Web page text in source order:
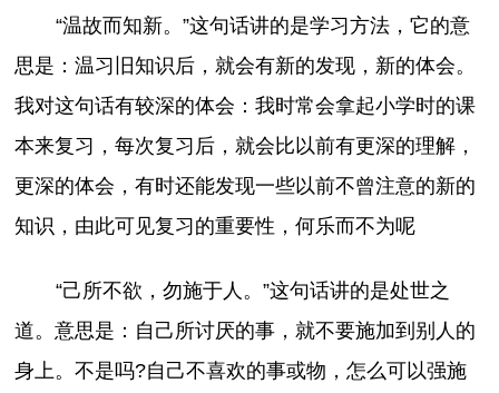
“温故而知新。”这句话讲的是学习方法，它的意
思是：温习旧知识后，就会有新的发现，新的体会。
我对这句话有较深的体会：我时常会拿起小学时的课
本来复习，每次复习后，就会比以前有更深的理解，
更深的体会，有时还能发现一些以前不曾注意的新的
知识，由此可见复习的重要性，何乐而不为呢
“己所不欲，勿施于人。”这句话讲的是处世之
道。意思是：自己所讨厌的事，就不要施加到别人的
身上。不是吗?自己不喜欢的事或物，怎么可以强施